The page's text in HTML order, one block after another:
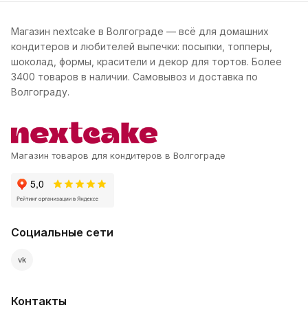
Магазин nextcake в Волгограде — всё для домашних
кондитеров и любителей выпечки: посыпки, топперы,
шоколад, формы, красители и декор для тортов. Более
3400 товаров в наличии. Самовывоз и доставка по
Волгограду.
Магазин товаров для кондитеров в Волгограде
Социальные сети
vk
Контакты